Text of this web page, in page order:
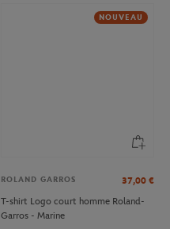
NOUVEAU
ROLAND GARROS 37,00 €
T-shirt Logo court homme Roland-
Garros - Marine